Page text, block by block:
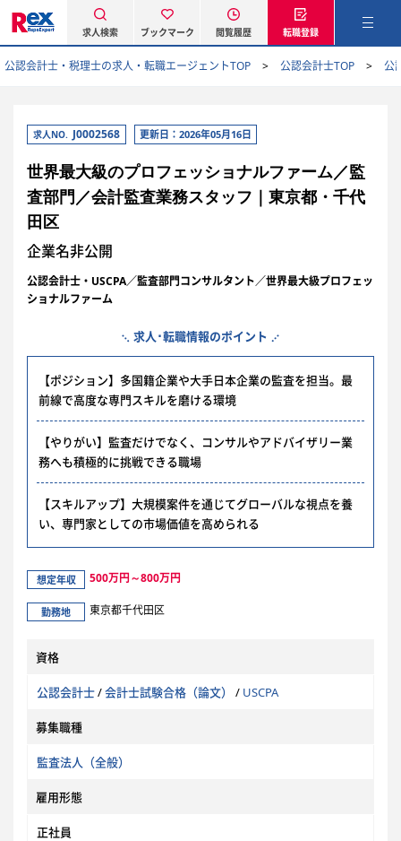
求人検索 ブックマーク 閲覧履歴 転職登録
公認会計士・税理士の求人・転職エージェントTOP 公認会計士TOP 公
求人NO. J0002568 更新日：2026年05月16日
世界最大級のプロフェッショナルファーム／監
査部門／会計監査業務スタッフ｜東京都・千代
田区
企業名非公開
公認会計士・USCPA／監査部門コンサルタント／世界最大級プロフェッ
ショナルファーム
求人･転職情報のポイント
【ポジション】多国籍企業や大手日本企業の監査を担当。最
前線で高度な専門スキルを磨ける環境
【やりがい】監査だけでなく、コンサルやアドバイザリー業
務へも積極的に挑戦できる職場
【スキルアップ】大規模案件を通じてグローバルな視点を養
い、専門家としての市場価値を高められる
想定年収 500万円～800万円
勤務地 東京都千代田区
資格
公認会計士/会計士試験合格（論文） / USCPA
募集職種
監査法人（全般）
雇用形態
正社員